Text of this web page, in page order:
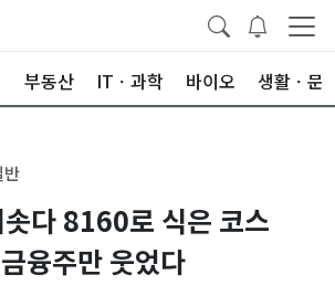
부동산 ITㆍ과학 바이오 생활ㆍ문
반
다 8160로 식은 코스
융주만 웃었다